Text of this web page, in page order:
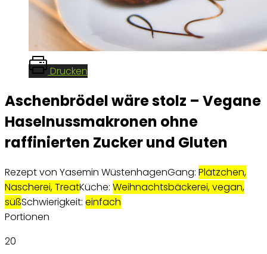
Drucken
Aschenbrödel wäre stolz – Vegane
Haselnussmakronen ohne
raffinierten Zucker und Gluten
Rezept von Yasemin WüstenhagenGang: Plätzchen,
Nascherei, TreatKüche: Weihnachtsbäckerei, vegan,
süßSchwierigkeit: einfach
Portionen
20